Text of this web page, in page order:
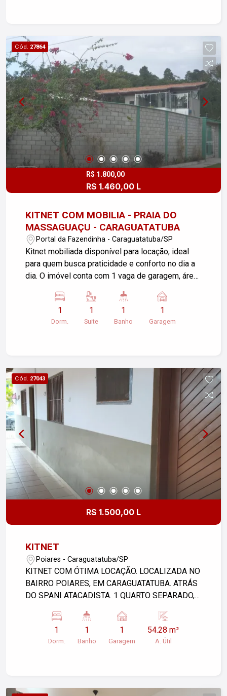
Cód. 27864
R$ 1.800,00
R$ 1.460,00 L
KITNET COM MOBILIA - PRAIA DO
MASSAGUAÇU - CARAGUATATUBA
Portal da Fazendinha - Caraguatatuba/SP
Kitnet mobiliada disponível para locação, ideal
para quem busca praticidade e conforto no dia a
dia. O imóvel conta com 1 vaga de garagem, área
com mobília. Não aceita pets. Garantia locatícia:
Seguro fiança.
1
Dorm.
1
Suite
1
Banho
1
Garagem
Cód. 27043
R$ 1.500,00 L
KITNET
Poiares - Caraguatatuba/SP
KITNET COM ÓTIMA LOCAÇÃO. LOCALIZADA NO
BAIRRO POIARES, EM CARAGUATATUBA. ATRÁS
DO SPANI ATACADISTA. 1 QUARTO SEPARADO,
ÁREA DE SERVIÇO INTERNA. POSSUI GARAGEM
COBERTA. IDEAL PARA PESSOAS SOLO OU
CASAL QUE PRECISAM DE LOCALIZAÇÃO
1
Dorm.
1
Banho
1
Garagem
54.28 m²
A. Útil